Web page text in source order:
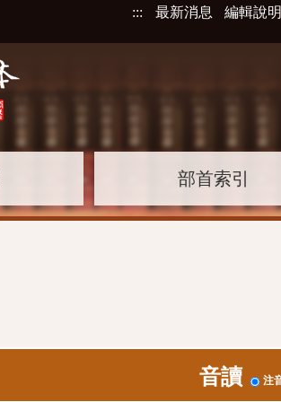
::: 最新消息 編輯說明
部首索引
音讀 注